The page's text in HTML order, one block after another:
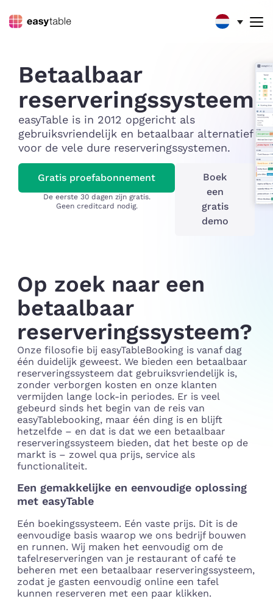
Betaalbaar
reserveringssysteem
easyTable is in 2012 opgericht als
gebruiksvriendelijk en betaalbaar alternatief
voor de vele dure reserveringssystemen.
Gratis proefabonnement
De eerste 30 dagen zijn gratis.
Geen creditcard nodig.
Boek
een
gratis
demo
Op zoek naar een
betaalbaar
reserveringssysteem?
Onze filosofie bij easyTableBooking is vanaf dag
één duidelijk geweest. We bieden een betaalbaar
reserveringssysteem dat gebruiksvriendelijk is,
zonder verborgen kosten en onze klanten
vermijden lange lock-in periodes. Er is veel
gebeurd sinds het begin van de reis van
easyTablebooking, maar één ding is en blijft
hetzelfde – en dat is dat we een betaalbaar
reserveringssysteem bieden, dat het beste op de
markt is – zowel qua prijs, service als
functionaliteit.
Een gemakkelijke en eenvoudige oplossing
met easyTable
Eén boekingssysteem. Eén vaste prijs. Dit is de
eenvoudige basis waarop we ons bedrijf bouwen
en runnen. Wij maken het eenvoudig om de
tafelreserveringen van je restaurant of café te
beheren met een betaalbaar reserveringssysteem,
zodat je gasten eenvoudig online een tafel
kunnen reserveren met een paar klikken.